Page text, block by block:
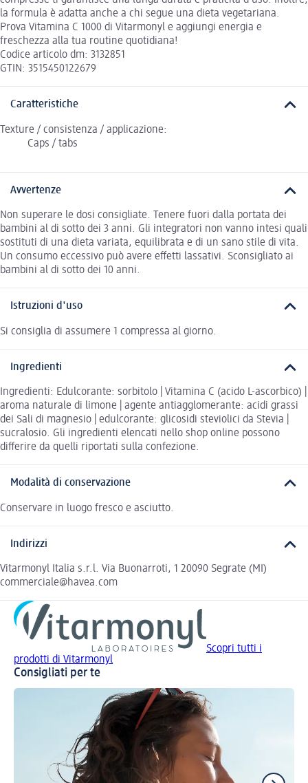
la formula è adatta anche a chi segue una dieta vegetariana.
Prova Vitamina C 1000 di Vitarmonyl e aggiungi energia e
freschezza alla tua routine quotidiana!
Codice articolo dm: 3132851
GTIN: 3515450122679
Caratteristiche
Texture / consistenza / applicazione:
Caps / tabs
Avvertenze
Non superare le dosi consigliate. Tenere fuori dalla portata dei
bambini al di sotto dei 3 anni. Gli integratori non vanno intesi quali
sostituti di una dieta variata, equilibrata e di un sano stile di vita.
Un consumo eccessivo può avere effetti lassativi. Sconsigliato ai
bambini al di sotto dei 10 anni.
Istruzioni d'uso
Si consiglia di assumere 1 compressa al giorno.
Ingredienti
Ingredienti: Edulcorante: sorbitolo | Vitamina C (acido L-ascorbico) |
aroma naturale di limone | agente antiagglomerante: acidi grassi
dei Sali di magnesio | edulcorante: glicosidi steviolici da Stevia |
sucralosio. Gli ingredienti elencati nello shop online possono
differire da quelli riportati sulla confezione.
Modalità di conservazione
Conservare in luogo fresco e asciutto.
Indirizzi
Vitarmonyl Italia s.r.l. Via Buonarroti, 1 20090 Segrate (MI)
commerciale@havea.com
Scopri tutti i
prodotti di Vitarmonyl
Consigliati per te